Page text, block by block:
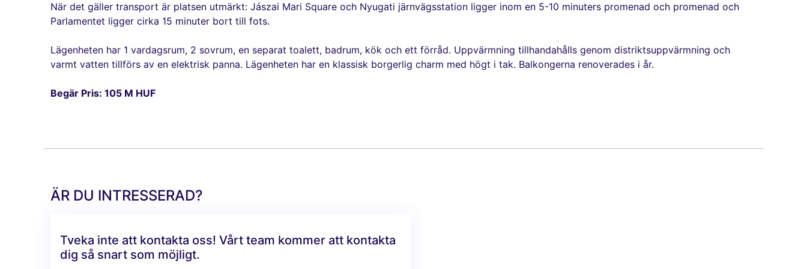
När det gäller transport är platsen utmärkt: Jászai Mari Square och Nyugati järnvägsstation ligger inom en 5-10 minuters promenad och promenad och
Parlamentet ligger cirka 15 minuter bort till fots.
Lägenheten har 1 vardagsrum, 2 sovrum, en separat toalett, badrum, kök och ett förråd. Uppvärmning tillhandahålls genom distriktsuppvärmning och
varmt vatten tillförs av en elektrisk panna. Lägenheten har en klassisk borgerlig charm med högt i tak. Balkongerna renoverades i år.
Begär Pris: 105 M HUF
ÄR DU INTRESSERAD?
Tveka inte att kontakta oss! Vårt team kommer att kontakta
dig så snart som möjligt.